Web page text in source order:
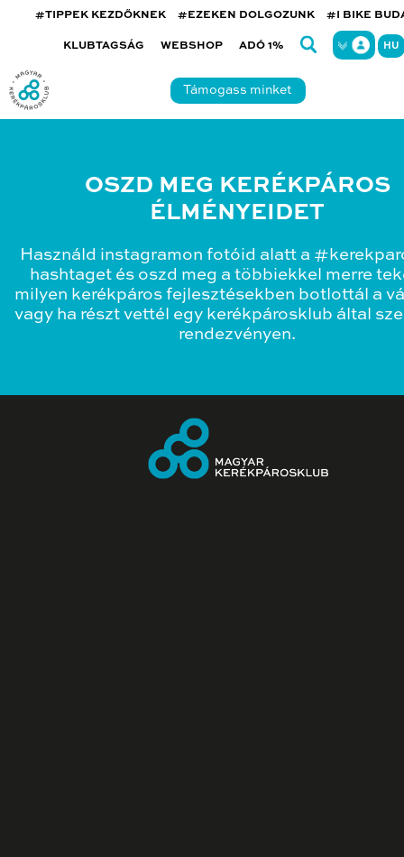
#TIPPEK KEZDŐKNEK #EZEKEN DOLGOZUNK #I BIKE
KLUBTAGSÁG WEBSHOP ADÓ 1% HU
Támogass minket
OSZD MEG KERÉKPÁROS
ÉLMÉNYEIDET
Használd instagramon fotóid alatt a
hashtaget és oszd meg a többiekkel merre
milyen kerékpáros fejlesztésekben botlottál a
vagy ha részt vettél egy kerékpárosklub által
rendezvényen.